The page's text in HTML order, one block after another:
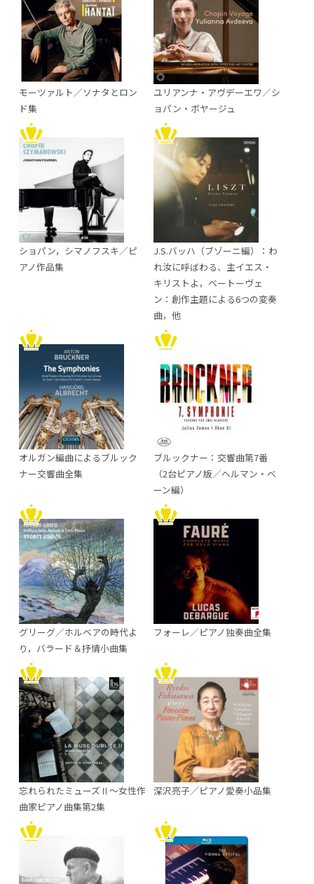
モーツァルト／ソナタとロン
ド集
ユリアンナ・アヴデーエワ／シ
ョパン・ボヤージュ
ショパン，シマノフスキ／ピ
アノ作品集
J.S.バッハ（ブゾーニ編）：わ
れ汝に呼ばわる、主イエス・
キリストよ，ベートーヴェ
ン：創作主題による6つの変奏
曲，他
オルガン編曲によるブルック
ナー交響曲全集
ブルックナー：交響曲第7番
（2台ピアノ版／ヘルマン・ベ
ーン編）
グリーグ／ホルベアの時代よ
り，バラード＆抒情小曲集
フォーレ／ピアノ独奏曲全集
忘れられたミューズⅡ～女性作
曲家ピアノ曲集第2集
深沢亮子／ピアノ愛奏小品集